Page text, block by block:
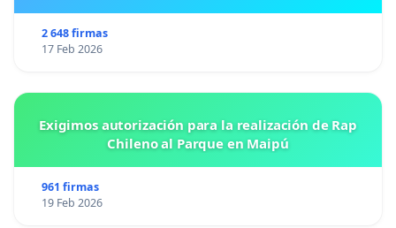
2 648 firmas
17 Feb 2026
Exigimos autorización para la realización de Rap
Chileno al Parque en Maipú
961 firmas
19 Feb 2026